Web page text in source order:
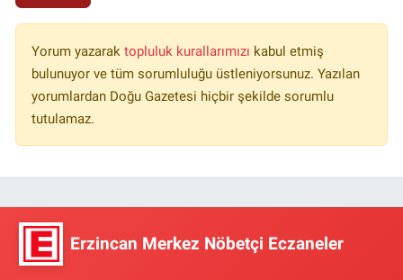
Yorum yazarak topluluk kurallarımızı kabul etmiş
bulunuyor ve tüm sorumluluğu üstleniyorsunuz. Yazılan
yorumlardan Doğu Gazetesi hiçbir şekilde sorumlu
tutulamaz.
Erzincan Merkez Nöbetçi Eczaneler